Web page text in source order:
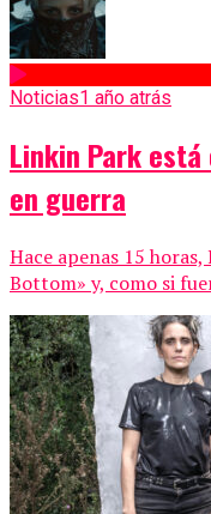
Noticias1 año atrás
Linkin Park
en guerra
Hace apenas 15
Bottom» y, como si